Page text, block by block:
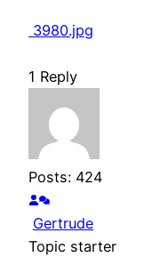
3980.jpg
1 Reply
Posts: 424
Gertrude
Topic starter